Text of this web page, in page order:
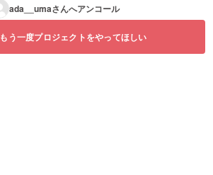
ada__umaさんへアンコール
もう一度プロジェクトをやってほしい